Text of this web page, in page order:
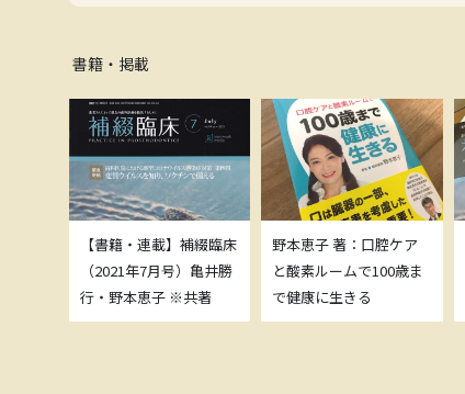
書籍・掲載
【書籍・連載】補綴臨床
（2021年7月号）亀井勝
行・野本恵子 ※共著
野本恵子 著：口腔ケア
と酸素ルームで100歳ま
で健康に生きる